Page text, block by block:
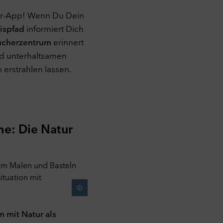
App! Wenn Du Dein
informiert Dich
erinnert
unterhaltsamen
lassen.
Die Natur
mit Natur als